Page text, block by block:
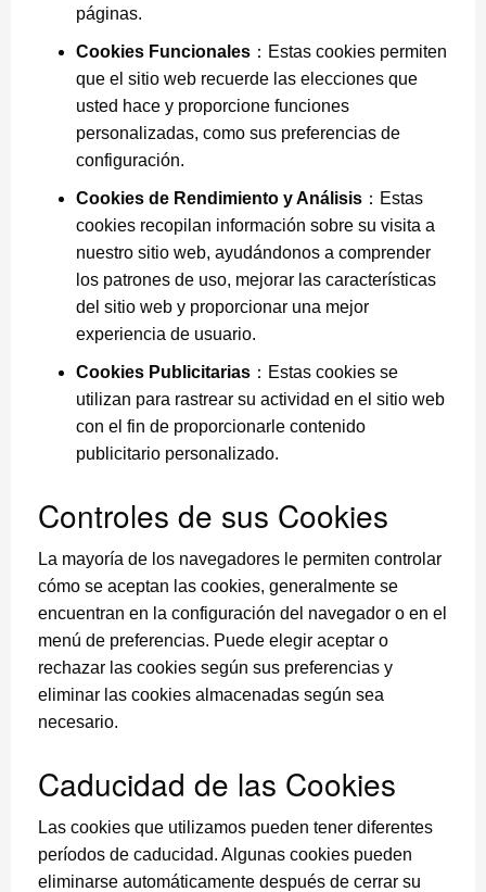
páginas.
Cookies Funcionales ：Estas cookies permiten
que el sitio web recuerde las elecciones que
usted hace y proporcione funciones
personalizadas, como sus preferencias de
configuración.
Cookies de Rendimiento y Análisis ：Estas
cookies recopilan información sobre su visita a
nuestro sitio web, ayudándonos a comprender
los patrones de uso, mejorar las características
del sitio web y proporcionar una mejor
experiencia de usuario.
Cookies Publicitarias ：Estas cookies se
utilizan para rastrear su actividad en el sitio web
con el fin de proporcionarle contenido
publicitario personalizado.
Controles de sus Cookies
La mayoría de los navegadores le permiten controlar
cómo se aceptan las cookies, generalmente se
encuentran en la configuración del navegador o en el
menú de preferencias. Puede elegir aceptar o
rechazar las cookies según sus preferencias y
eliminar las cookies almacenadas según sea
necesario.
Caducidad de las Cookies
Las cookies que utilizamos pueden tener diferentes
períodos de caducidad. Algunas cookies pueden
eliminarse automáticamente después de cerrar su